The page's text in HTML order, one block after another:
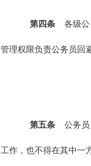
第四条 各级公
管理权限负责公务员回
第五条 公务员
工作，也不得在其中一